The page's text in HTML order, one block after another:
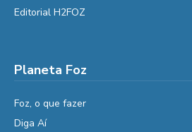
Editorial H2FOZ
Planeta Foz
Foz, o que fazer
Diga Aí